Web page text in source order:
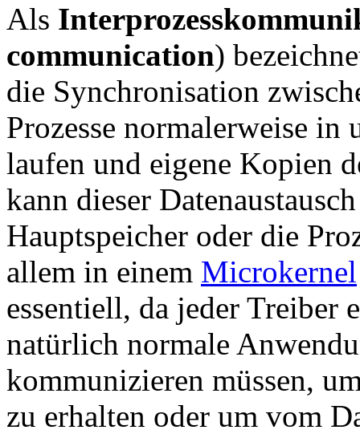
Als
communication)
die Synchronisation
Prozesse normalerweise in
laufen und eigene Kopien
kann dieser
Hauptspeicher oder die
allem in einem Microkernel
essentiell, da jeder Treiber
natürlich normale
kommunizieren müssen,
zu erhalten oder um vom